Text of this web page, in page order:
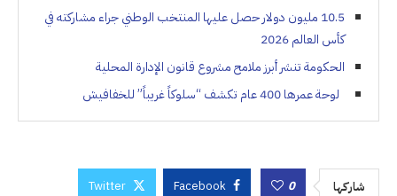
10.5 مليون دولار حصل عليها المنتخب الوطني جراء مشاركته في
كأس العالم 2026
الحكومة تنشر أبرز ملامح مشروع قانون الإدارة المحلية
لوحة عمرها 400 عام تكشف “سلوكاً غريباً” للخفافيش
شاركها 0
Facebook
Twitter